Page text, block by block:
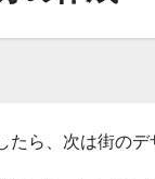
ら、次は街のデ